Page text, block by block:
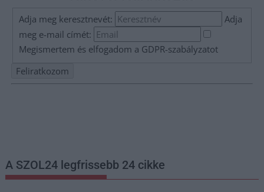
Adja meg keresztnevét:
Adja
meg e-mail címét:
Megismertem és elfogadom a GDPR-szabályzatot
A SZOL24 legfrissebb 24 cikke